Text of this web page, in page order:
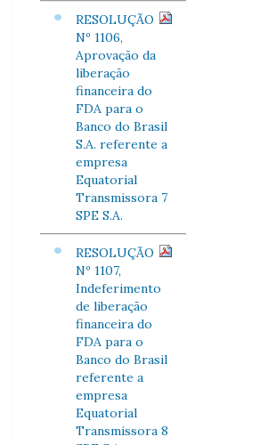
RESOLUÇÃO
Nº 1106,
Aprovação da
liberação
financeira do
FDA para o
Banco do Brasil
S.A. referente a
empresa
Equatorial
Transmissora 7
SPE S.A.
RESOLUÇÃO
Nº 1107,
Indeferimento
de liberação
financeira do
FDA para o
Banco do Brasil
referente a
empresa
Equatorial
Transmissora 8